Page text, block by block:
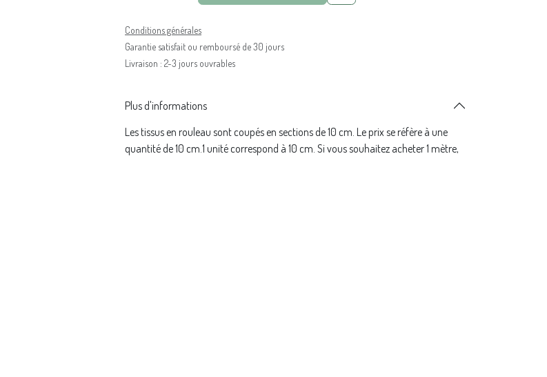
Conditions générales
Garantie satisfait ou remboursé de 30 jours
Livraison : 2-3 jours ouvrables
Plus d'informations
Les tissus en rouleau sont coupés en sections de 10 cm. Le prix se réfère à une
quantité de 10 cm.1 unité correspond à 10 cm. Si vous souhaitez acheter 1 mètre,